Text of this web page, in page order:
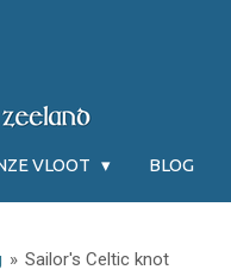
VLOOT BLOG
» Sailor's Celtic knot